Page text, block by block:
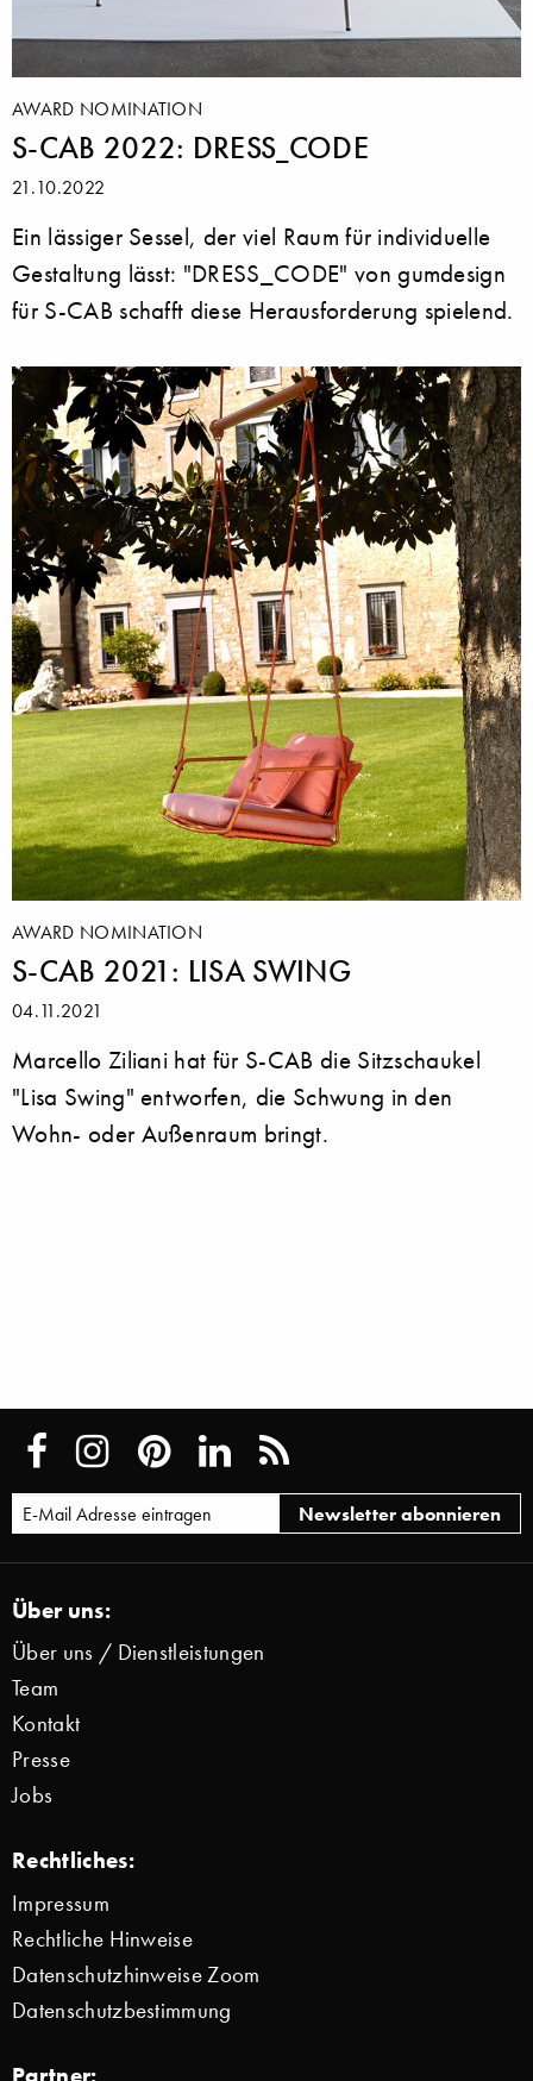
AWARD NOMINATION
S-CAB 2022: DRESS_CODE
21.10.2022
Ein lässiger Sessel, der viel Raum für individuelle
Gestaltung lässt: "DRESS_CODE" von gumdesign
für S-CAB schafft diese Herausforderung spielend.
AWARD NOMINATION
S-CAB 2021: LISA SWING
04.11.2021
Marcello Ziliani hat für S-CAB die Sitzschaukel
"Lisa Swing" entworfen, die Schwung in den
Wohn- oder Außenraum bringt.
Über uns:
Über uns / Dienstleistungen
Team
Kontakt
Presse
Jobs
Rechtliches:
Impressum
Rechtliche Hinweise
Datenschutzhinweise Zoom
Datenschutzbestimmung
Partner: